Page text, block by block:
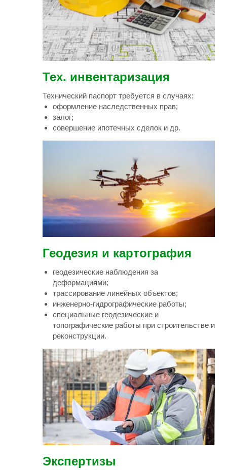
Тех. инвентаризация
Технический паспорт требуется в случаях:
оформление наследственных прав;
залог;
совершение ипотечных сделок и др.
Геодезия и картография
геодезические наблюдения за
деформациями;
трассирование линейных объектов;
инженерно-гидрографические работы;
специальные геодезические и
топографические работы при строительстве и
реконструкции.
Экспертизы